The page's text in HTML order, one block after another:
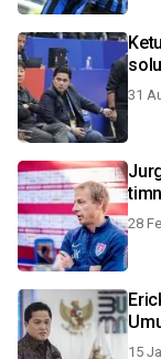
31
28
15